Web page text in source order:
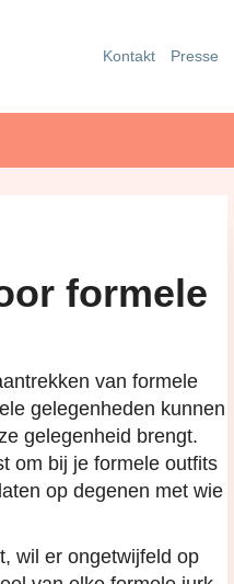
Kontakt Presse
formele
van formele
gelegenheden kunnen
gelegenheid brengt.
om bij je formele outfits
op degenen met wie
wil er ongetwijfeld op